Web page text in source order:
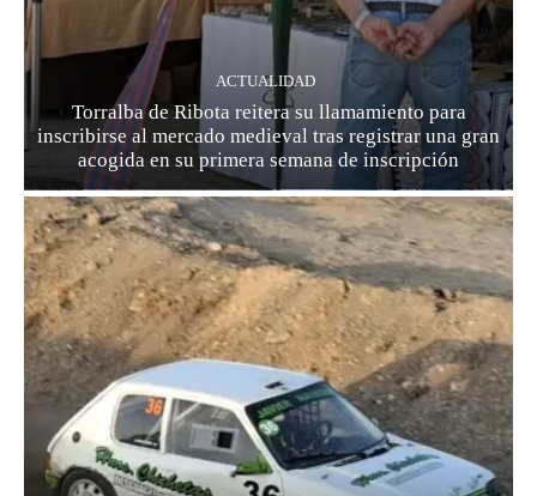
ACTUALIDAD
Torralba de Ribota reitera su llamamiento para
inscribirse al mercado medieval tras registrar una gran
acogida en su primera semana de inscripción